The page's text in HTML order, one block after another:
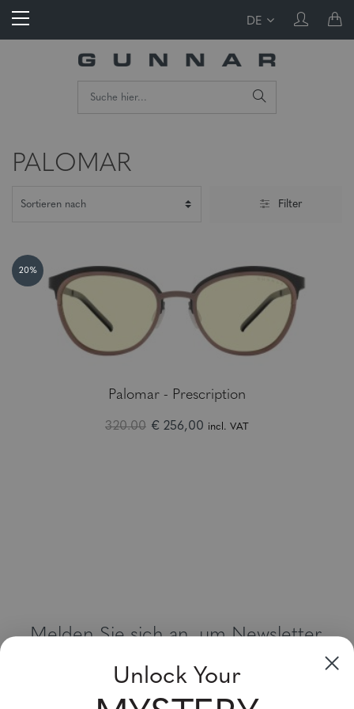
DE
PALOMAR
Filter
20%
Palomar - Prescription
320.00 € 256,00 incl. VAT
Melden Sie sich an, um Newsletter,
Sonderangebote und Gutscheine zu
erhalten
Bitte geben Sie Ihre E-Mail Adresse ein und abonnieren Sie!
Unlock Your